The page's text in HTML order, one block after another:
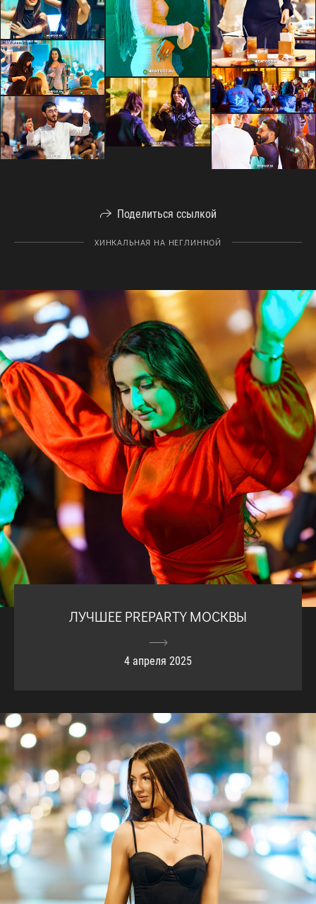
Поделиться ссылкой
ХИНКАЛЬНАЯ НА НЕГЛИННОЙ
ЛУЧШЕЕ PREPARTY МОСКВЫ
4 апреля 2025